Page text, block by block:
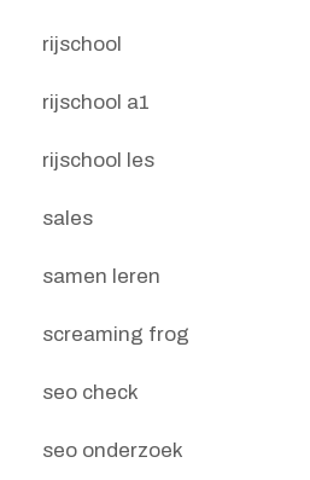
rijschool
rijschool a1
rijschool les
sales
samen leren
screaming frog
seo check
seo onderzoek